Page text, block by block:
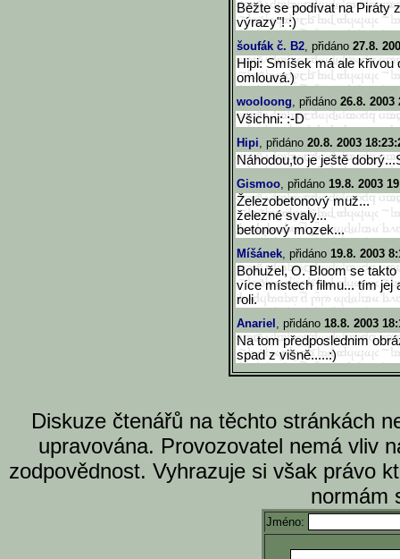
Běžte se podívat na Piráty
výrazy"! :)
šoufák č. B2, přidáno 27.8.
Hipi: Smíšek má ale křivou
omlouvá.)
wooloong, přidáno 26.8. 2003
Všichni: :-D
Hipi, přidáno 20.8. 2003
Náhodou,to je ještě
Gismoo, přidáno 19.8. 2003
Železobetonový muž...
železné svaly...
betonový mozek...
Míšánek, přidáno 19.8. 2003
Bohužel, O. Bloom se
více místech filmu... tím jej
roli.
Anariel , přidáno 18.8. 2003
Na tom předposlednim
spad z višně.....:)
Diskuze čtenářů na těchto stránkách
upravována. Provozovatel nemá vliv
zodpovědnost. Vyhrazuje si však právo
normám
Jméno: